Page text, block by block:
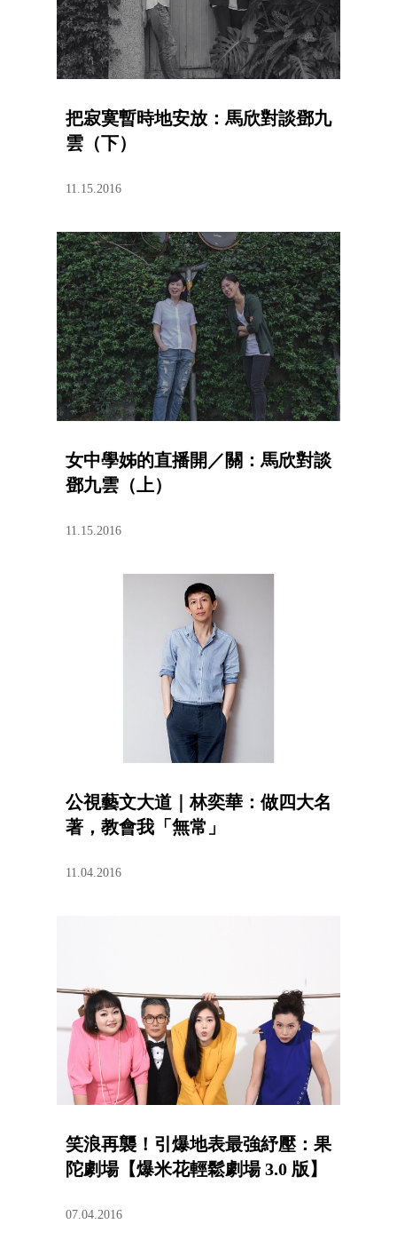
把寂寞暫時地安放：馬欣對談鄧九
雲（下）
11.15.2016
女中學姊的直播開／關：馬欣對談
鄧九雲（上）
11.15.2016
公視藝文大道｜林奕華：做四大名
著，教會我「無常」
11.04.2016
笑浪再襲！引爆地表最強紓壓：果
陀劇場【爆米花輕鬆劇場 3.0 版】
07.04.2016